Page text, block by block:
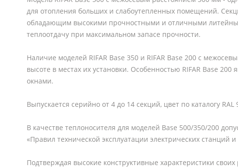
для отопления больших и слабоутепленных помещений.
обладающим высокими прочностными и отличными
теплоотдачу при максимальном запасе прочности.
Наличие моделей RIFAR Base 350 и RIFAR Base 200 с
высоте в местах их установки. Особенностью RIFAR Base
окнами.
Выпускается серийно от 4 до 14 секций, цвет по каталогу RAL
В качестве теплоносителя для моделей Base 500/350/200
«Правил технической эксплуатации электрических станций
Подтверждая высокие конструктивные характеристики